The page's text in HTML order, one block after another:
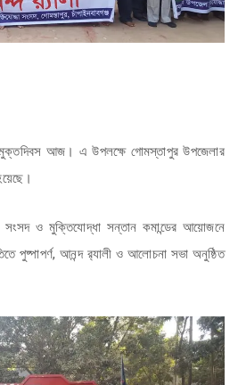
মুক্তদিবস আজ। এ উপলক্ষে গোমস্তাপুর উপজেলার
সংসদ ও মুক্তিযোদ্ধা সন্তান কমান্ডের আয়োজনে
পুষ্পাপর্ণ, আনন্দ র‌্যালী ও আলোচনা সভা অনুষ্ঠিত